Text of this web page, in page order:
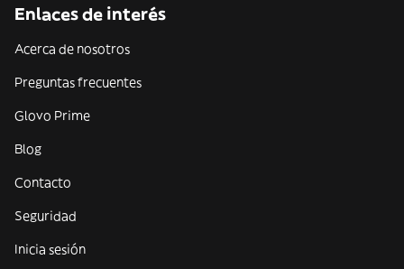
Enlaces de interés
Acerca de nosotros
Preguntas frecuentes
Glovo Prime
Blog
Contacto
Seguridad
Inicia sesión